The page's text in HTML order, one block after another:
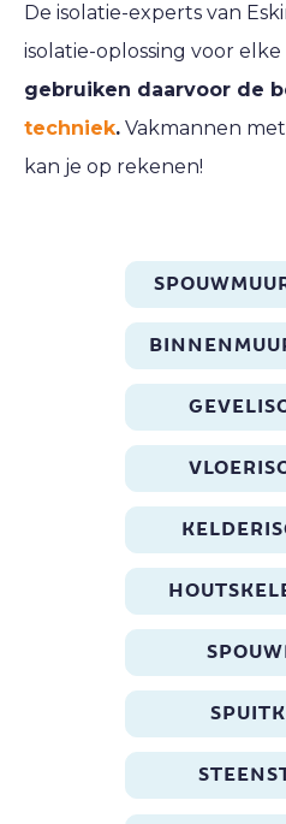
De isolatie-experts van
isolatie-oplossing voor
gebruiken daarvoor de
techniek. Vakmannen
kan je op rekenen!